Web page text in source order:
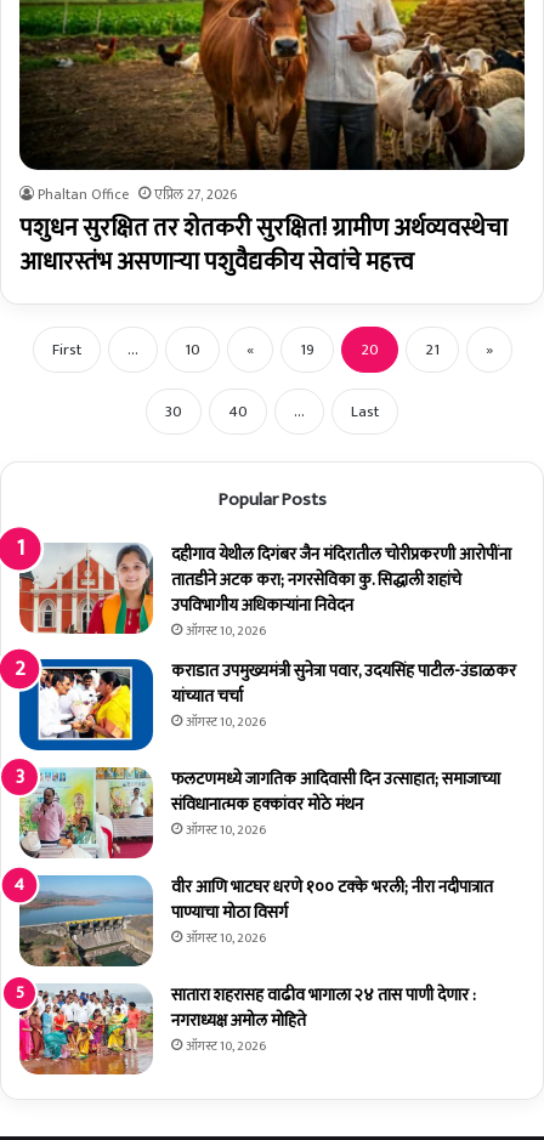
Phaltan Office एप्रिल 27, 2026
पशुधन सुरक्षित तर शेतकरी सुरक्षित! ग्रामीण अर्थव्यवस्थेचा
आधारस्तंभ असणाऱ्या पशुवैद्यकीय सेवांचे महत्त्व
First ... 10 « 19 20 21 »
30 40 ... Last
Popular Posts
दहीगाव येथील दिगंबर जैन मंदिरातील चोरीप्रकरणी आरोपींना
तातडीने अटक करा; नगरसेविका कु. सिद्धाली शहांचे
उपविभागीय अधिकाऱ्यांना निवेदन
ऑगस्ट 10, 2026
कराडात उपमुख्यमंत्री सुनेत्रा पवार, उदयसिंह पाटील-उंडाळकर
यांच्यात चर्चा
ऑगस्ट 10, 2026
फलटणमध्ये जागतिक आदिवासी दिन उत्साहात; समाजाच्या
संविधानात्मक हक्कांवर मोठे मंथन
ऑगस्ट 10, 2026
वीर आणि भाटघर धरणे १०० टक्के भरली; नीरा नदीपात्रात
पाण्याचा मोठा विसर्ग
ऑगस्ट 10, 2026
सातारा शहरासह वाढीव भागाला २४ तास पाणी देणार :
नगराध्यक्ष अमोल मोहिते
ऑगस्ट 10, 2026